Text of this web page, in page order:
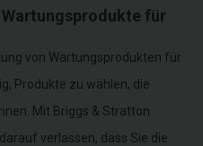
für
von Wartungsprodukten für
Produkte zu wählen, die
Mit Briggs & Stratton
verlassen, dass Sie die